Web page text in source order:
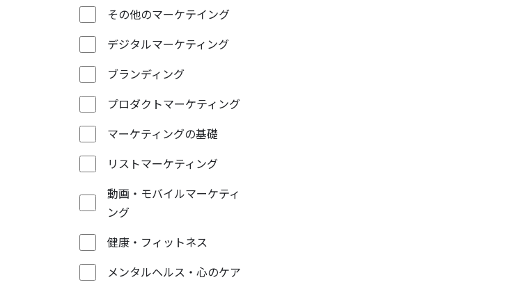
その他のマーケテイング
デジタルマーケティング
ブランディング
プロダクトマーケティング
マーケティングの基礎
リストマーケティング
動画・モバイルマーケティ
ング
健康・フィットネス
メンタルヘルス・心のケア